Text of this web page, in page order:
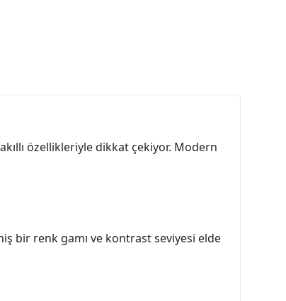
özellikleriyle dikkat çekiyor. Modern
bir renk gamı ve kontrast seviyesi elde